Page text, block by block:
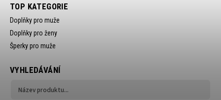
TOP KATEGORIE
Doplňky pro muže
Doplňky pro ženy
Šperky pro muže
VYHLEDÁVÁNÍ